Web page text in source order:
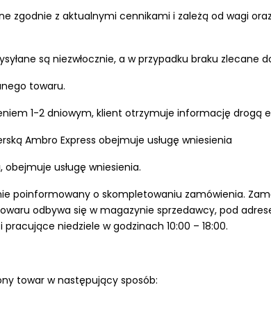
zgodnie z aktualnymi cennikami i zależą od wagi
są niezwłocznie, a w przypadku braku zlecane
towaru.
1-2 dniowym, klient otrzymuje informację drogą
Ambro Express obejmuje usługę wniesienia
usługę wniesienia.
poinformowany o skompletowaniu zamówienia.
odbywa się w magazynie sprzedawcy, pod
niedziele w godzinach 10:00 – 18:00.
towar w następujący sposób: